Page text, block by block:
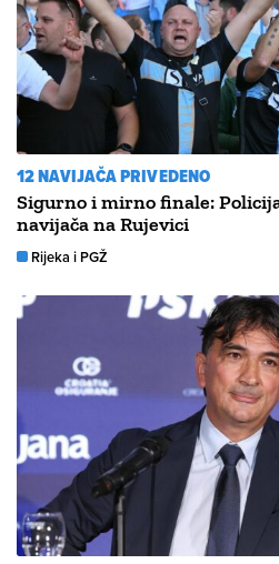
12 NAVIJAČA PRIVEDENO
Sigurno i mirno finale:
navijača na Rujevici
Rijeka i PGŽ